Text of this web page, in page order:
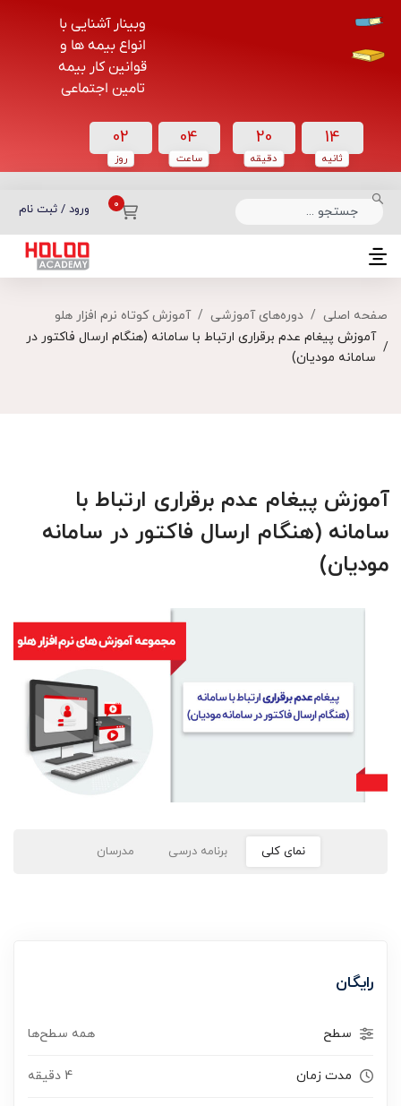
وبینار آشنایی با
انواع بیمه ها و
قوانین کار بیمه
تامین اجتماعی
02
روز
04
ساعت‌
20
دقیقه
14
ثانیه
ورود / ثبت نام
دسته بندی دوره‌ها
صفحه اصلی دوره‌های آموزشی
آموزش کوتاه نرم افزار هلو
آموزش پیغام عدم برقراری ارتباط با سامانه (هنگام ارسال فاکتور در
سامانه مودیان)
آموزش پیغام عدم برقراری ارتباط با
سامانه (هنگام ارسال فاکتور در سامانه
مودیان)
نمای کلی برنامه درسی مدرسان
رایگان
سطح همه سطح‌ها
مدت زمان 4 دقیقه